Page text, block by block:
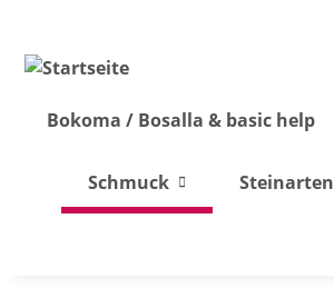
Bokoma / Bosalla & basic help
Schmuck Steinarten